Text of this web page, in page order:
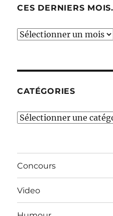
CES DERNIERS
Ces
CATÉGORIES
Catégories
Concours
Video